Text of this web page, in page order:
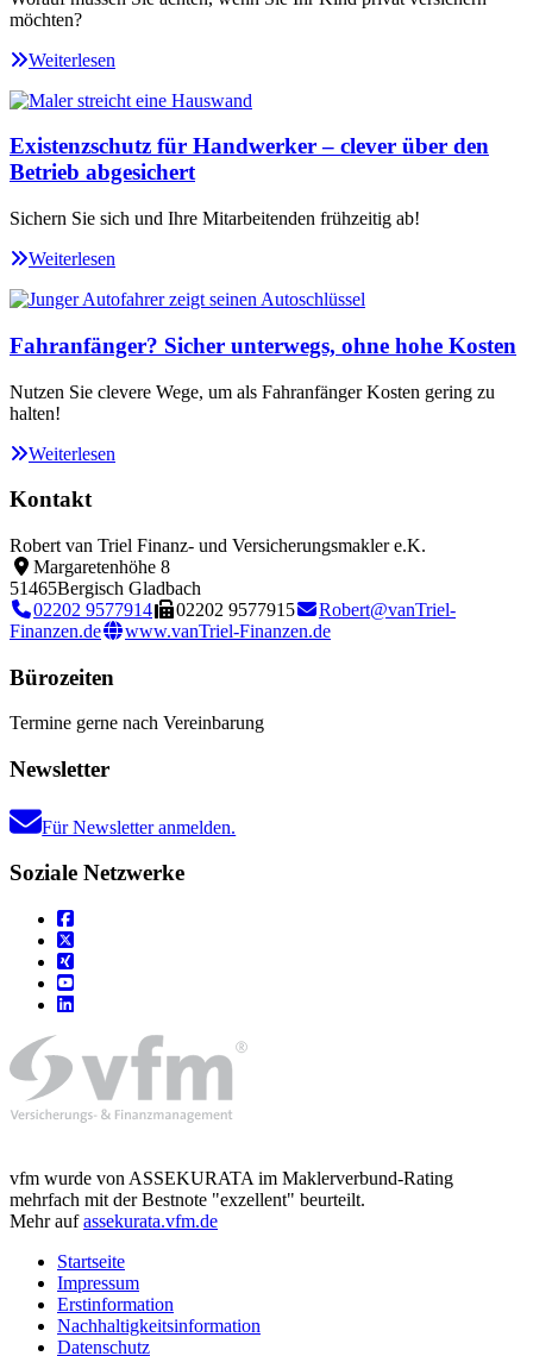
möchten?
Weiterlesen
Existenzschutz für Handwerker – clever über den
Betrieb abgesichert
Sichern Sie sich und Ihre Mitarbeitenden frühzeitig ab!
Weiterlesen
Fahranfänger? Sicher unterwegs, ohne hohe Kosten
Nutzen Sie clevere Wege, um als Fahranfänger Kosten gering zu
halten!
Weiterlesen
Kontakt
Robert van Triel Finanz- und Versicherungsmakler e.K.
Margaretenhöhe 8
51465Bergisch Gladbach
02202 9577914
02202 9577915
Robert@vanTriel-
Finanzen.de
www.vanTriel-Finanzen.de
Bürozeiten
Termine gerne nach Vereinbarung
Newsletter
Für Newsletter anmelden.
Soziale Netzwerke
vfm wurde von ASSEKURATA im Maklerverbund-Rating
mehrfach mit der Bestnote "exzellent" beurteilt.
Mehr aufassekurata.vfm.de
Startseite
Impressum
Erstinformation
Nachhaltigkeitsinformation
Datenschutz